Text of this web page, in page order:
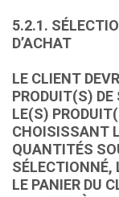
5.2.1.
D’ACHAT
LE CLIENT
PRODUIT(S)
LE(S)
CHOISISSANT
QUANTITÉS
SÉLECTIONNÉ,
LE PANIER DU